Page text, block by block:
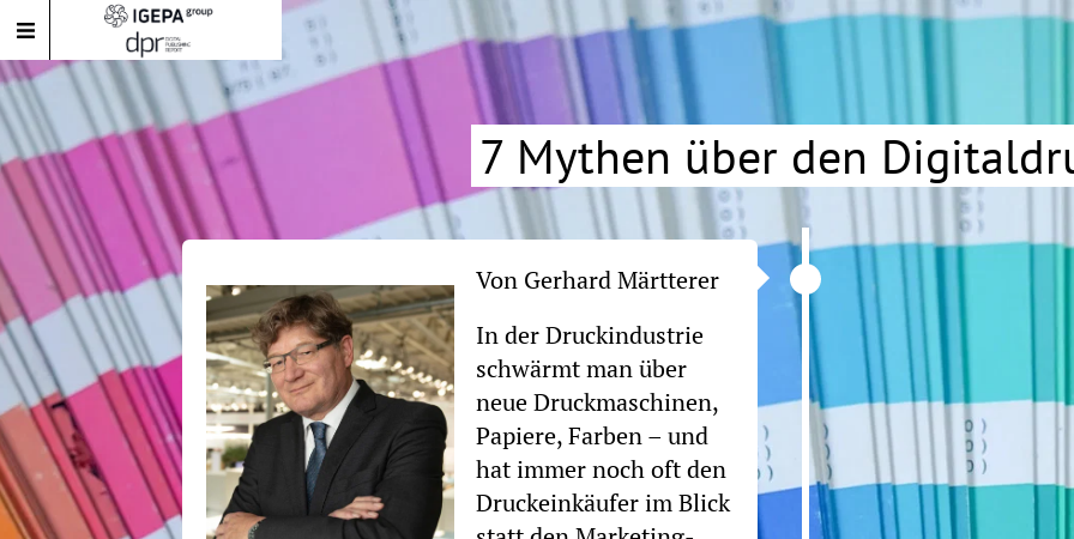
7 Mythen über den
Von Gerhard Märtterer
In der Druckindustrie
schwärmt man über
neue Druckmaschinen,
Papiere, Farben – und
hat immer noch oft den
Druckeinkäufer im Blick